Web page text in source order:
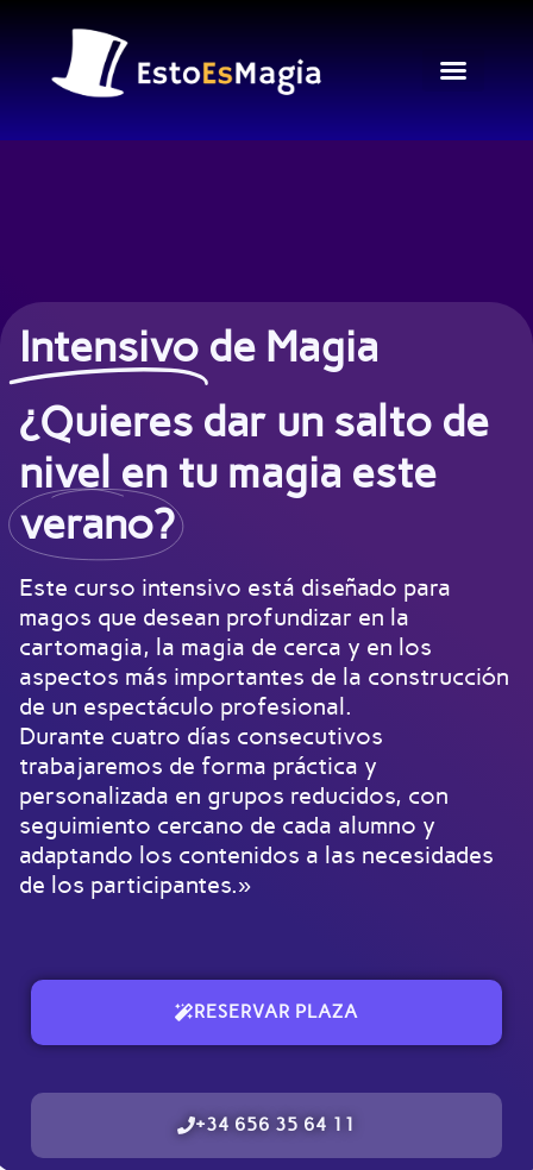
contenido
Intensivo de Magia
¿Quieres dar un salto de
nivel en tu magia este
verano?
Este curso intensivo está diseñado para
magos que desean profundizar en la
cartomagia, la magia de cerca y en los
aspectos más importantes de la construcción
de un espectáculo profesional.
Durante cuatro días consecutivos
trabajaremos de forma práctica y
personalizada en grupos reducidos, con
seguimiento cercano de cada alumno y
adaptando los contenidos a las necesidades
de los participantes.»
RESERVAR PLAZA
+34 656 35 64 11